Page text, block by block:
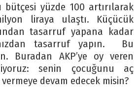
bütçesi yüzde 100 artırılarak
liraya ulaştı. Küçücük
tasarruf yapana kadar
tasarruf yapın. Bu
Buradan AKP’ye oy veren
senin çocuğunu aç
devam edecek misin?